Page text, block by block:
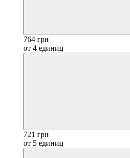
764 грн
от 4 единиц
721 грн
от 5 единиц